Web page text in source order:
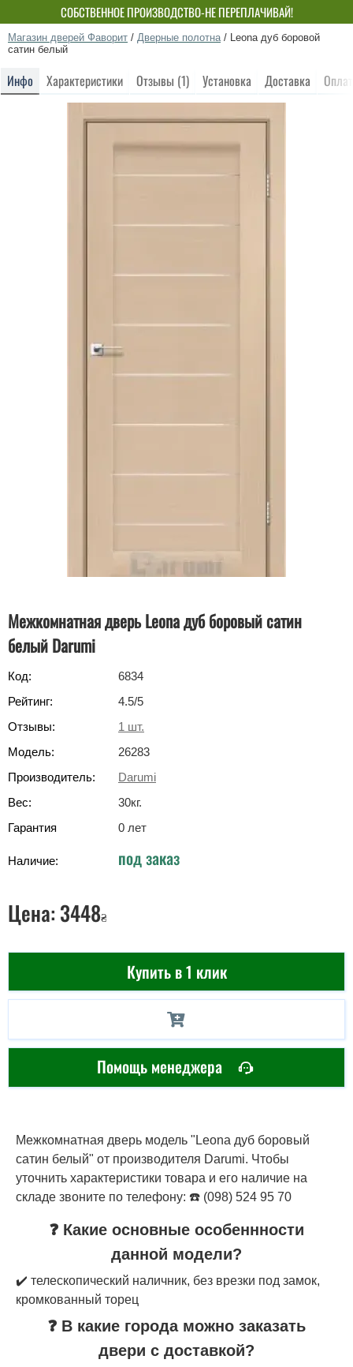
СОБСТВЕННОЕ ПРОИЗВОДСТВО-НЕ ПЕРЕПЛАЧИВАЙ!
Магазин дверей Фаворит / Дверные полотна / Leona дуб боровой
сатин белый
Инфо Характеристики Отзывы (1) Установка Доставка
Межкомнатная дверь Leona дуб боровый сатин
белый Darumi
Код:
6834
Рейтинг:
4.5/5
Отзывы:
1 шт.
Модель:
26283
Производитель:
Darumi
Вес:
30кг.
Гарантия
0 лет
Наличие: под заказ
Цена: 3448₴
Купить в 1 клик
Помощь менеджера
Межкомнатная дверь модель "Leona дуб боровый
сатин белый" от производителя Darumi. Чтобы
уточнить характеристики товара и его наличие на
складе звоните по телефону: ☎️ (098) 524 95 70
❓ Какие основные особеннности
данной модели?
✔️ телескопический наличник, без врезки под замок,
кромкованный торец
❓ В какие города можно заказать
двери с доставкой?